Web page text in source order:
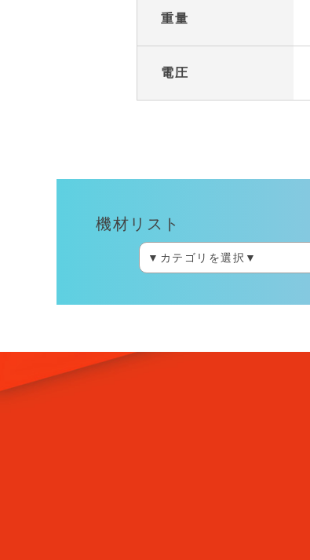
重量
電圧
機材リスト